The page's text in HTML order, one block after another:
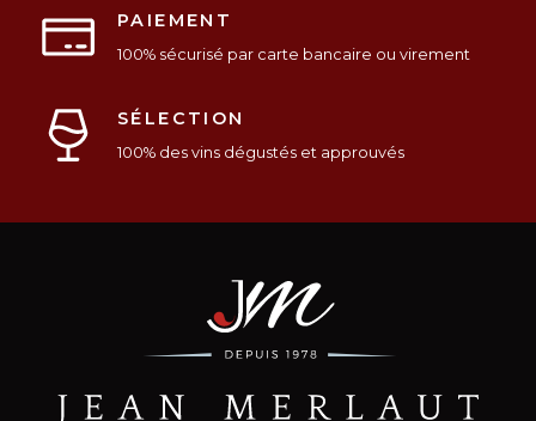
PAIEMENT
100% sécurisé par carte bancaire ou virement
SÉLECTION
100% des vins dégustés et approuvés